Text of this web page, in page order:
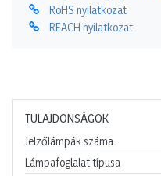
RoHS nyilatkozat
REACH nyilatkozat
TULAJDONSÁGOK
Jelzőlámpák száma
Lámpafoglalat típusa